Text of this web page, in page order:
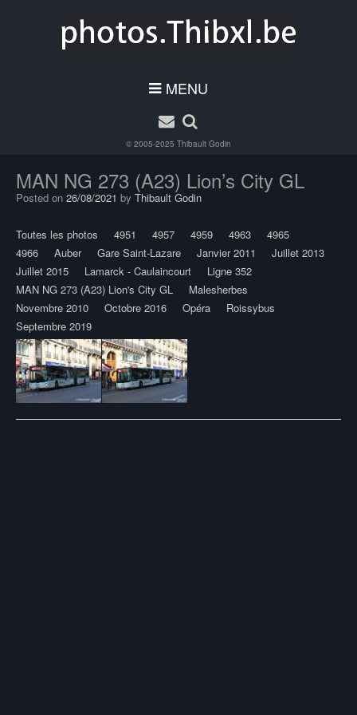
MENU
© 2005-2025 Thibault Godin
MAN NG 273 (A23) Lion’s City GL
Posted on 26/08/2021 by Thibault Godin
Toutes les photos 4951 4957 4959 4963
4965
4966
Auber Gare Saint-Lazare Janvier 2011
Juillet 2013
Juillet 2015
Lamarck - Caulaincourt
Ligne 352
MAN NG 273 (A23) Lion's City GL
Malesherbes
Novembre 2010
Octobre 2016 Opéra
Roissybus
Septembre 2019
Post